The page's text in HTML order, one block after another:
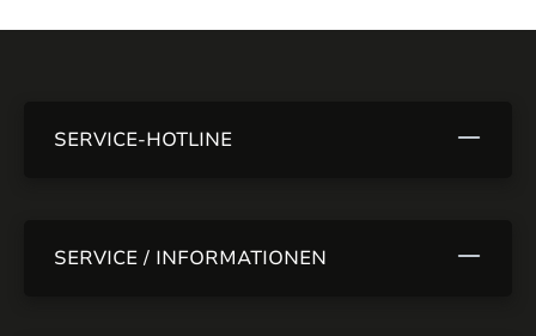
SERVICE-HOTLINE
SERVICE / INFORMATIONEN